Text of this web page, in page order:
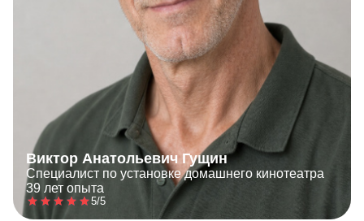
Виктор Анатольевич Гущин
Специалист по установке домашнего кинотеатра
39 лет опыта
5/5